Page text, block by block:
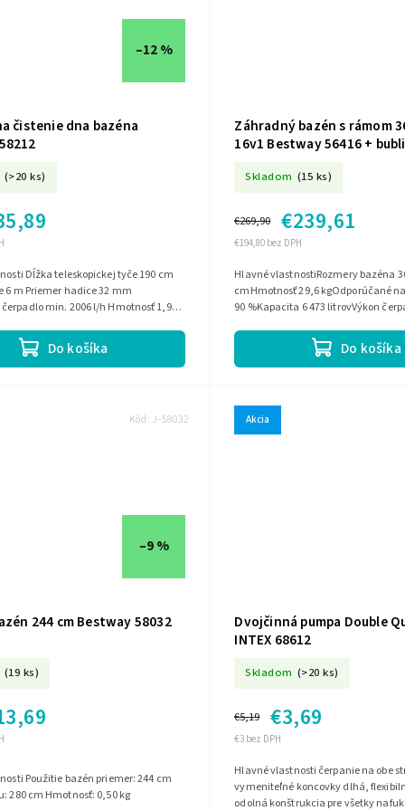
–12 %
čistenie dna bazéna
(>20 ks)
Do košíka
tyče 190 cm
6 m Priemer hadice 32 mm
min. 2006 l/h Hmotnosť 1,92
Záhradný bazén s rámom
16v1 Bestway 56416 +
Skladom (15 ks)
€194,80 bez DPH
€269,90 €239,61
Do košíka
Hlavné vlastnostiRozmery bazéna
cmHmotnosť 29,6 kgOdporúčané
90 %Kapacita 6 473 litrovVýkon
–9 %
244 cm Bestway 58032
(19 ks)
244 cm
280 cm Hmotnosť: 0,50 kg
Kód:J-58032 Akcia
Dvojčinná pumpa Double
INTEX 68612
Skladom (>20 ks)
€3 bez DPH
€5,19 €3,69
Hlavné vlastnosti čerpanie na obe strany 3
vymeniteľné koncovky dlhá,
odolná konštrukcia pre všetky